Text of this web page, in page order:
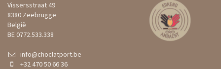
Vissersstraat 49
8380 Zeebrugge
België
BE 0772.533.338
info@choclatport.be
+32 470 50 66 36